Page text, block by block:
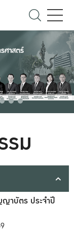
รม
าบัตร ประจำปี